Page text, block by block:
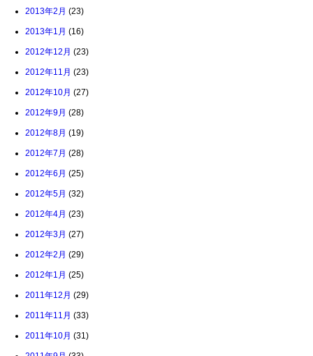
2013年2月 (23)
2013年1月 (16)
2012年12月 (23)
2012年11月 (23)
2012年10月 (27)
2012年9月 (28)
2012年8月 (19)
2012年7月 (28)
2012年6月 (25)
2012年5月 (32)
2012年4月 (23)
2012年3月 (27)
2012年2月 (29)
2012年1月 (25)
2011年12月 (29)
2011年11月 (33)
2011年10月 (31)